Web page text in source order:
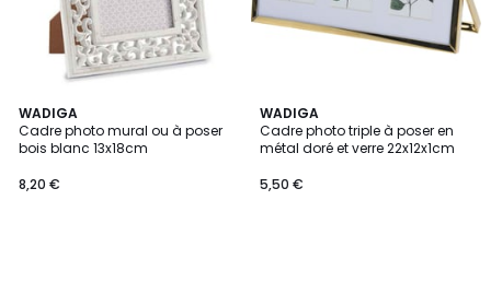
WADIGA
Cadre photo mural ou à poser
bois blanc 13x18cm
8,20 €
WADIGA
Cadre photo triple à poser en
métal doré et verre 22x12x1cm
5,50 €